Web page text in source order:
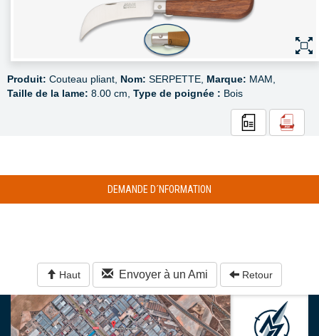
Produit: Couteau pliant, Nom: SERPETTE, Marque: MAM,
Taille de la lame: 8.00 cm, Type de poignée : Bois
DEMANDE D´NFORMATION
Haut Envoyer à un Ami Retour